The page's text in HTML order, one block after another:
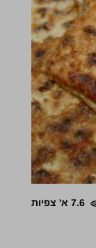
7.6 א' צפיות